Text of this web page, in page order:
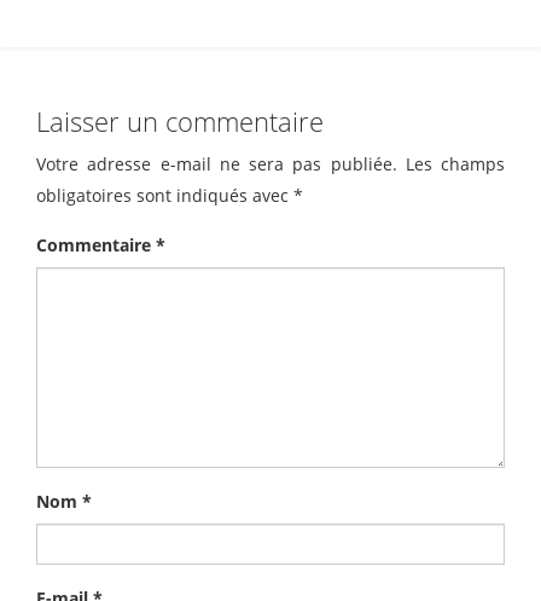
Laisser un commentaire
Votre adresse e-mail ne sera pas publiée. Les champs
obligatoires sont indiqués avec *
Commentaire *
Nom *